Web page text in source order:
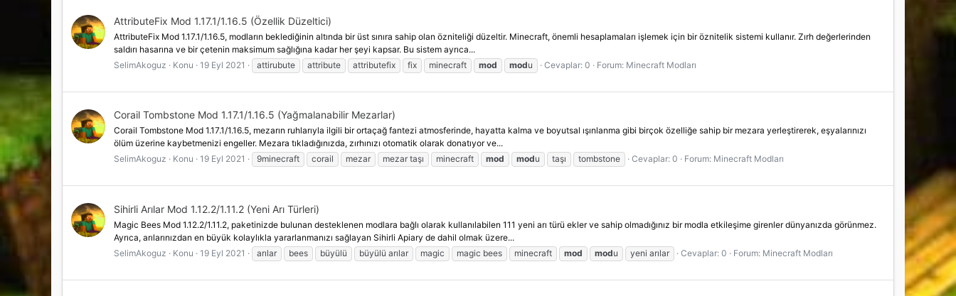
AttributeFix Mod 1.17.1/1.16.5 (Özellik Düzeltici)
AttributeFix Mod 1.17.1/1.16.5, modların beklediğinin altında bir üst sınıra sahip olan özniteliği düzeltir. Minecraft, önemli hesaplamaları işlemek için bir öznitelik sistemi kullanır. Zırh değerlerinden
saldırı hasarına ve bir çetenin maksimum sağlığına kadar her şeyi kapsar. Bu sistem ayrıca...
SelimAkoguz
Konu 19 Eyl 2021 attirubute attribute attributefix fix minecraft mod modu Cevaplar: 0 Forum: Minecraft Modları
Corail Tombstone Mod 1.17.1/1.16.5 (Yağmalanabilir Mezarlar)
Corail Tombstone Mod 1.17.1/1.16.5, mezarın ruhlarıyla ilgili bir ortaçağ fantezi atmosferinde, hayatta kalma ve boyutsal ışınlanma gibi birçok özelliğe sahip bir mezara yerleştirerek, eşyalarınızı
ölüm üzerine kaybetmenizi engeller. Mezara tıkladığınızda, zırhınızı otomatik olarak donatıyor ve...
SelimAkoguz
Konu 19 Eyl 2021 9minecraft corail mezar mezar taşı minecraft mod modu taşı tombstone Cevaplar: 0 Forum: Minecraft Modları
Sihirli Arılar Mod 1.12.2/1.11.2 (Yeni Arı Türleri)
Magic Bees Mod 1.12.2/1.11.2, paketinizde bulunan desteklenen modlara bağlı olarak kullanılabilen 111 yeni arı türü ekler ve sahip olmadığınız bir modla etkileşime girenler dünyanızda görünmez.
Ayrıca, arılarınızdan en büyük kolaylıkla yararlanmanızı sağlayan Sihirli Apiary de dahil olmak üzere...
SelimAkoguz
Konu 19 Eyl 2021 arılar bees büyülü büyülü arılar magic magic bees minecraft mod modu yeni arılar Cevaplar: 0 Forum: Minecraft Modları